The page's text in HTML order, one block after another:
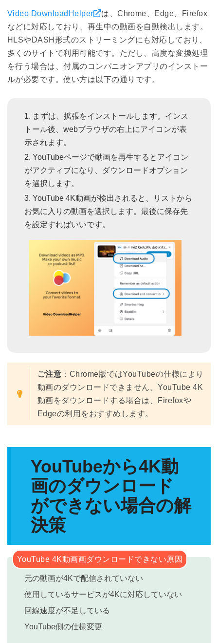
Video DownloadHelper
は、Chrome、Edge、Firefox
などに対応しており、再生中の動画を自動検出します。
HLSやDASH形式のストリーミングにも対応しており、
多くのサイトで利用可能です。ただし、高度な変換処理
を行う場合は、付属のコンパニオンアプリのインストー
ルが必要です。使い方は以下の通りです。
まずは、拡張をインストールします。インス
トール後、webブラウザの右上にアイコンが表
示されます。
YouTubeページで動画を再生するとアイコン
がアクティブになり、ダウンロードオプション
を選択します。
YouTube 4K動画が検出されると、リストから
お気に入りの動画を選択します。最後に保存先
を設定すればいいです。
ご注意 ：Chrome版ではYouTubeの仕様により
動画のダウンロードできません。YouTube 4K
動画をダウンロードする場合は、Firefoxや
Edgeの利用をおすすめします。
YouTubeから4K動
画のダウンロード
ができない場合の解
決策
YouTube 4K動画画ダウンロードできない原因
元の動画が4Kで配信されていない
使用しているサービスが4Kに対応していない
回線速度が不足している
YouTube側の仕様変更